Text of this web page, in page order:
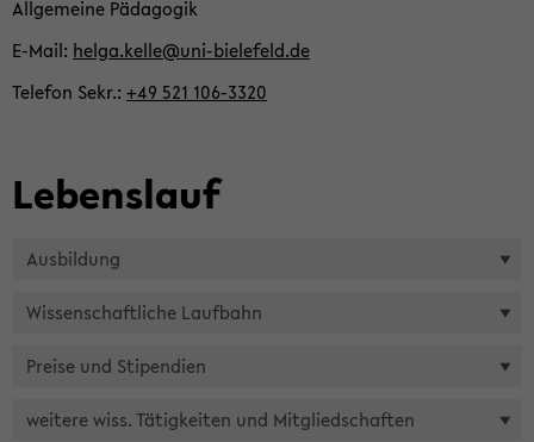
All­ge­mei­ne Päd­ago­gik
E-​Mail helga.kelle@uni-​bielefeld.de
Te­le­fon Sekr. +49 521 106-​3320
Le­bens­lauf
Aus­bil­dung
Wis­sen­schaft­li­che Lauf­bahn
Prei­se und Sti­pen­di­en
wei­te­re wiss. Tä­tig­kei­ten und Mit­glied­schaf­ten